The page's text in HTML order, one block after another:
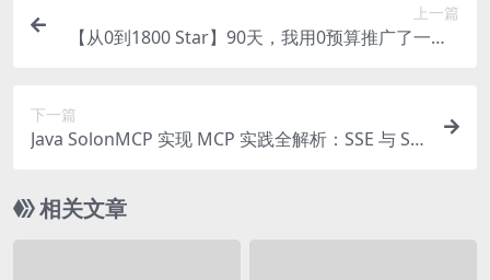
上一篇
【从0到1800 Star】90天，我用0预算推广了一个C
下一篇
Java SolonMCP 实现 MCP 实践全解析：SSE 与 ST
相关文章